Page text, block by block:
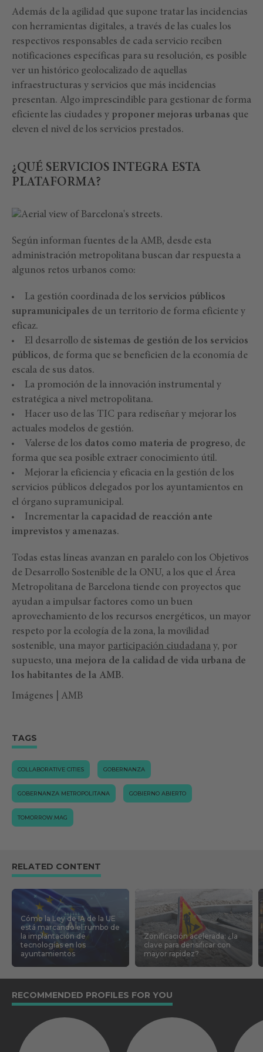
Además de la agilidad que supone tratar las incidencias
con herramientas digitales, a través de las cuales los
respectivos responsables de cada servicio reciben
notificaciones específicas para su resolución, es posible
ver un histórico geolocalizado de aquellas
infraestructuras y servicios que más incidencias
presentan. Algo imprescindible para gestionar de forma
eficiente las ciudades y proponer mejoras urbanas que
eleven el nivel de los servicios prestados.
¿QUÉ SERVICIOS INTEGRA ESTA
PLATAFORMA?
Según informan fuentes de la AMB, desde esta
administración metropolitana buscan dar respuesta a
algunos retos urbanos como:
La gestión coordinada de los servicios públicos
supramunicipales de un territorio de forma eficiente y
eficaz.
El desarrollo de sistemas de gestión de los servicios
públicos, de forma que se beneficien de la economía de
escala de sus datos.
La promoción de la innovación instrumental y
estratégica a nivel metropolitana.
Hacer uso de las TIC para rediseñar y mejorar los
actuales modelos de gestión.
Valerse de los datos como materia de progreso, de
forma que sea posible extraer conocimiento útil.
Mejorar la eficiencia y eficacia en la gestión de los
servicios públicos delegados por los ayuntamientos en
el órgano supramunicipal.
Incrementar la capacidad de reacción ante
imprevistos y amenazas.
Todas estas líneas avanzan en paralelo con los Objetivos
de Desarrollo Sostenible de la ONU, a los que el Área
Metropolitana de Barcelona tiende con proyectos que
ayudan a impulsar factores como un buen
aprovechamiento de los recursos energéticos, un mayor
respeto por la ecología de la zona, la movilidad
sostenible, una mayor participación ciudadana y, por
supuesto, una mejora de la calidad de vida urbana de
los habitantes de la AMB.
Imágenes | AMB
TAGS
COLLABORATIVE CITIES GOBERNANZA
GOBERNANZA METROPOLITANA GOBIERNO ABIERTO
TOMORROW.MAG
RELATED CONTENT
Cómo la Ley de IA de la UE
está marcando el rumbo de
la implantación de
tecnologías en los
ayuntamientos
Zonificación acelerada: ¿la
clave para densificar con
mayor rapidez?
RECOMMENDED PROFILES FOR YOU